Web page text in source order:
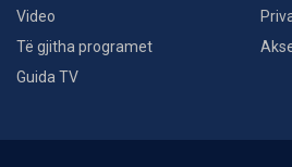
Video
Të gjitha programet
Guida TV